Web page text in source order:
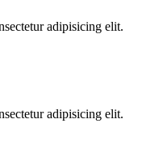
adipisicing elit.
adipisicing elit.